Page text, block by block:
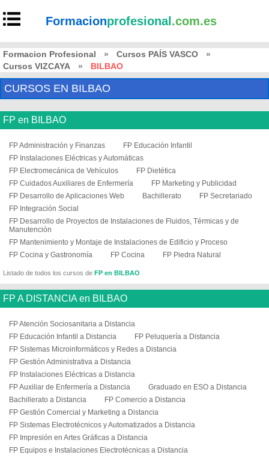
Formacionprofesional .com.es
Formacion Profesional » Cursos PAÍS VASCO
»
Cursos VIZCAYA
» BILBAO
CURSOS EN BILBAO
FP en BILBAO
FP Administración y Finanzas
FP Educación Infantil
FP Instalaciones Eléctricas y Automáticas
FP Electromecánica de Vehículos
FP Dietética
FP Cuidados Auxiliares de Enfermería
FP Marketing y Publicidad
FP Desarrollo de Aplicaciones Web
Bachillerato
FP Secretariado
FP Integración Social
FP Desarrollo de Proyectos de Instalaciones de Fluidos, Térmicas y de
Manutención
FP Mantenimiento y Montaje de Instalaciones de Edificio y Proceso
FP Cocina y Gastronomía
FP Cocina FP Piedra Natural
Listado de todos los cursos de FP en BILBAO
FP A DISTANCIA en BILBAO
FP Atención Sociosanitaria a Distancia
FP Educación Infantil a Distancia
FP Peluquería a Distancia
FP Sistemas Microinformáticos y Redes a Distancia
FP Gestión Administrativa a Distancia
FP Instalaciones Eléctricas a Distancia
FP Auxiliar de Enfermería a Distancia
Graduado en ESO a Distancia
Bachillerato a Distancia
FP Comercio a Distancia
FP Gestión Comercial y Marketing a Distancia
FP Sistemas Electrotécnicos y Automatizados a Distancia
FP Impresión en Artes Gráficas a Distancia
FP Equipos e Instalaciones Electrotécnicas a Distancia